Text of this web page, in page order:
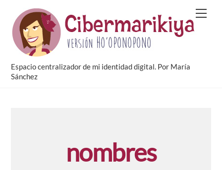
content
Espacio centralizador de mi identidad digital. Por María
Sánchez
nombres